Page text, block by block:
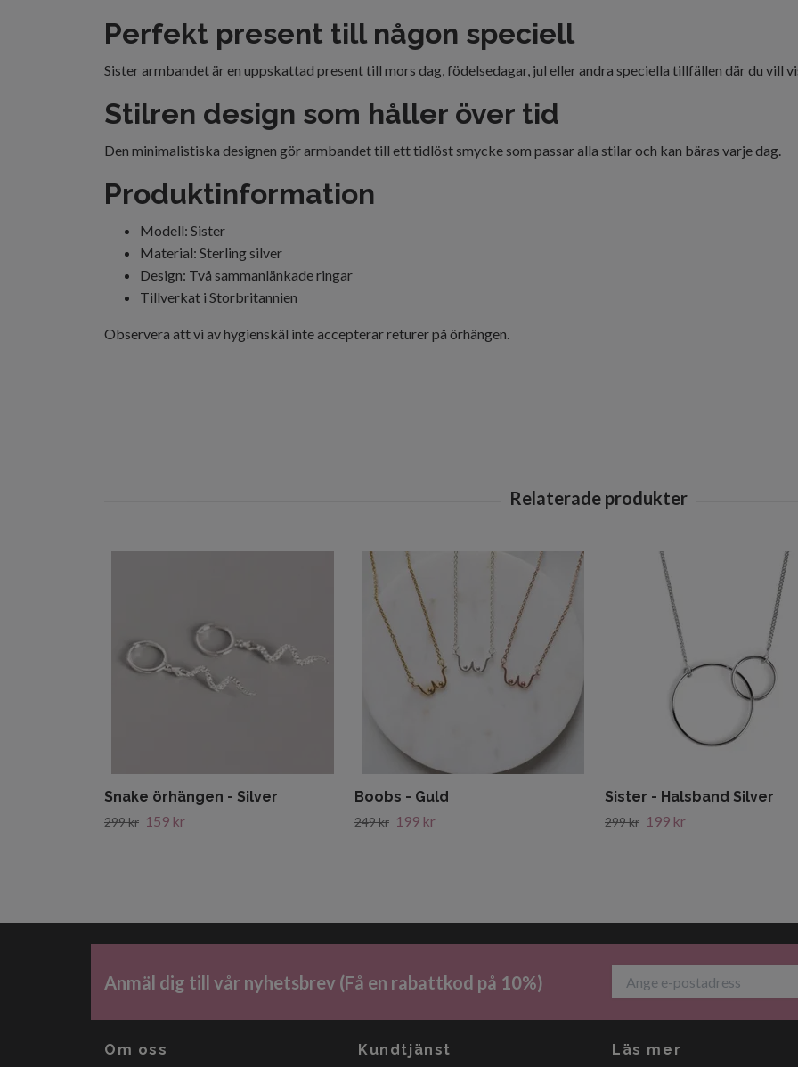
Perfekt present till någon speciell
Sister armbandet är en uppskattad present till mors dag, födelsedagar, jul eller andra speciella tillfällen där du vill
Stilren design som håller över tid
Den minimalistiska designen gör armbandet till ett tidlöst smycke som passar alla stilar och kan bäras varje dag.
Produktinformation
Modell: Sister
Material: Sterling silver
Design: Två sammanlänkade ringar
Tillverkat i Storbritannien
Observera att vi av hygienskäl inte accepterar returer på örhängen.
Snake örhängen - Silver
299 kr 159 kr
Boobs - Guld
249 kr 199 kr
Sister - Halsband Silver
299 kr 199 kr
Anmäl dig till vår nyhetsbrev (Få en rabattkod på 10%)
Om oss Kundtjänst Läs mer